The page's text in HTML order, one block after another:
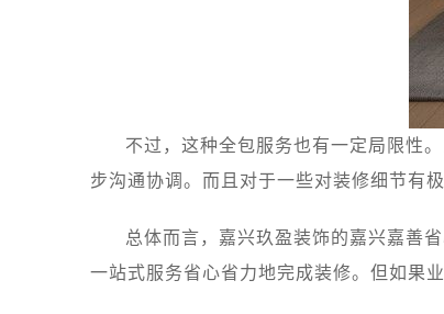
不过，这种全包服务也有一定局限性
步沟通协调。而且对于一些对装修细节有
总体而言，嘉兴玖盈装饰的嘉兴嘉善
一站式服务省心省力地完成装修。但如果